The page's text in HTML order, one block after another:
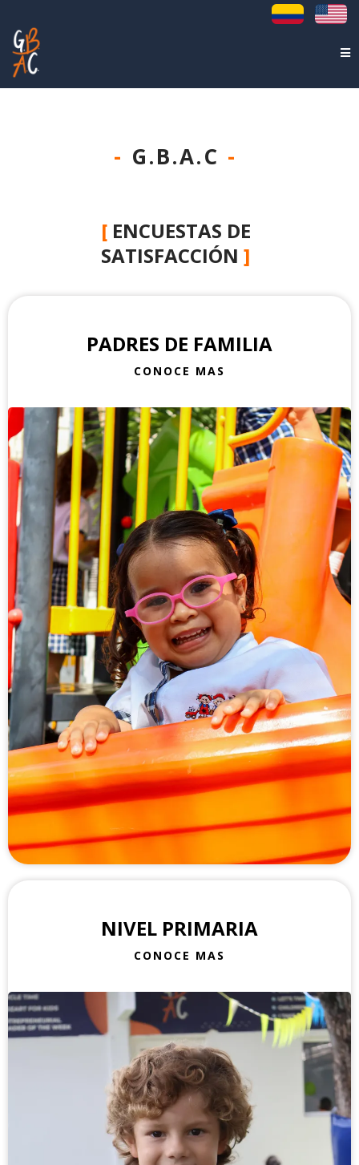
- G.B.A.C -
[ ENCUESTAS DE
SATISFACCIÓN ]
PADRES DE FAMILIA
CONOCE MAS
NIVEL PRIMARIA
CONOCE MAS